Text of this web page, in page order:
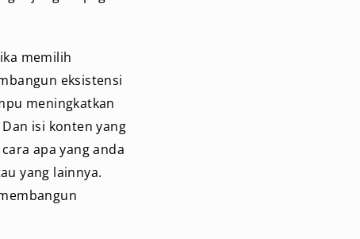
memilih
eksistensi
meningkatkan
isi konten yang
apa yang anda
yang lainnya.